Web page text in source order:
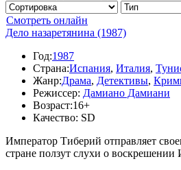
Смотреть онлайн
Дело назаретянина (1987)
Год:1987
Страна:Испания, Италия,
Жанр:Драма, Детективы,
Режиссер: Дамиано Дамиани
Возраст:16+
Качество: SD
Император Тиберий отправляет
стране ползут слухи о